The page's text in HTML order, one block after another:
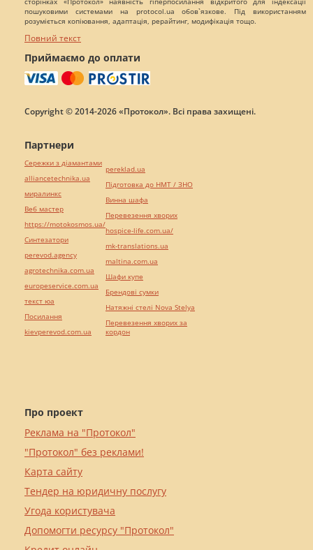
пошуковими системами на protocol.ua обов`язкове. Під використанням
розуміється копіювання, адаптація, рерайтинг, модифікація тощо.
Повний текст
Приймаємо до оплати
Copyright © 2014-2026 «Протокол». Всі права захищені.
Про проект
Реклама на "Протокол"
"Протокол" без реклами!
Карта сайту
Тендер на юридичну послугу
Угода користувача
Допомогти ресурсу "Протокол"
Партнери
Сережки з діамантами
alliancetechnika.ua
миралинкс
Веб мастер
https://motokosmos.ua/
Синтезатори
perevod.agency
agrotechnika.com.ua
europeservice.com.ua
текст юа
Посилання
kievperevod.com.ua
pereklad.ua
Підготовка до НМТ / ЗНО
Винна шафа
Перевезення хворих
hospice-life.com.ua/
mk-translations.ua
maltina.com.ua
Шафи купе
Брендові сумки
Натяжні стелі Nova Stelya
Перевезення хворих за
кордон